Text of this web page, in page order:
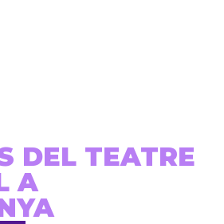
DEL TEATRE
A